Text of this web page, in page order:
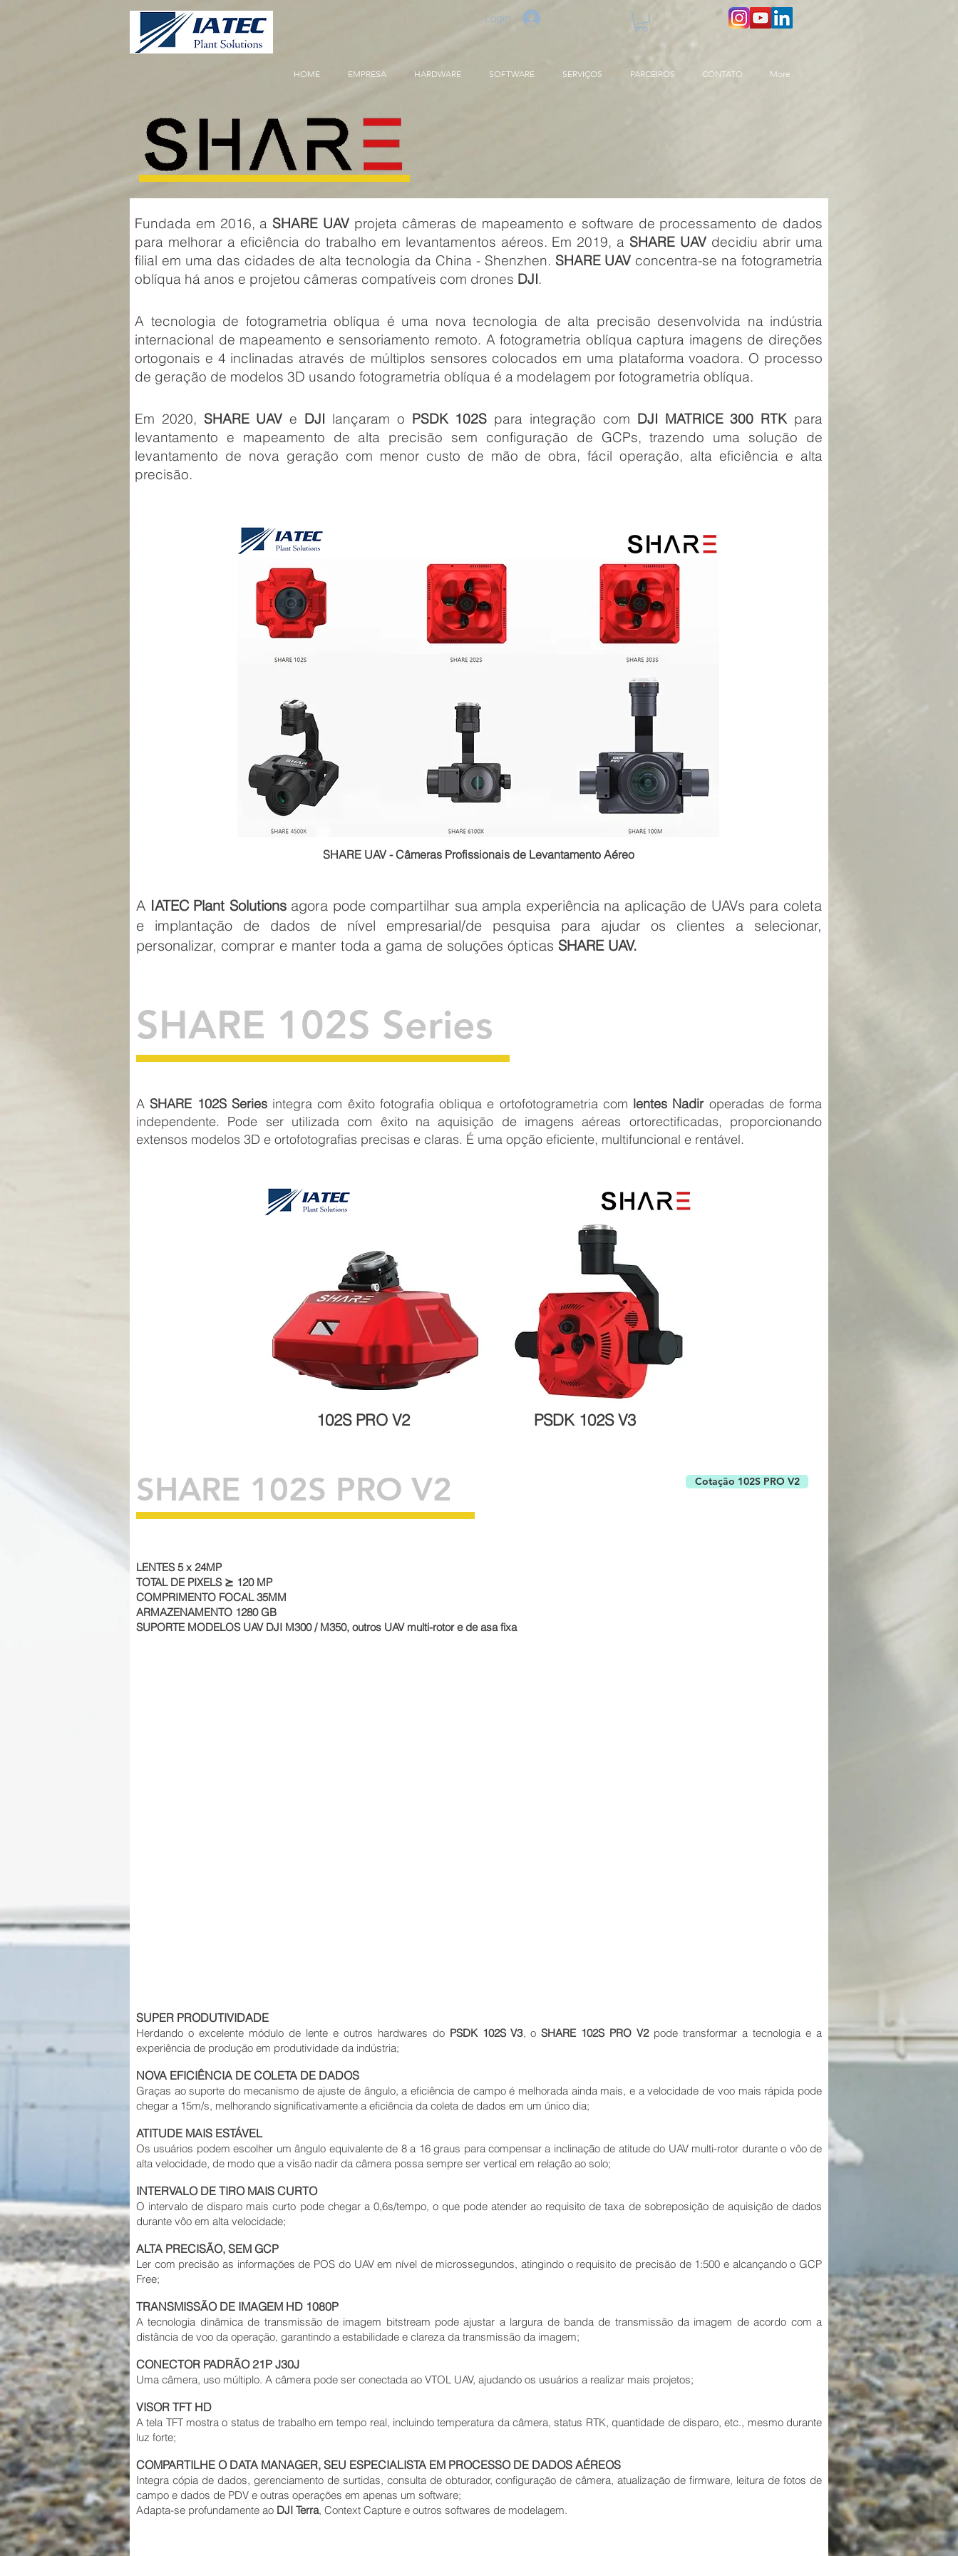
Login
HOME EMPRESA HARDWARE SOFTWARE SERVIÇOS PARCEIROS CONTATO More
Fundada em 2016, aSHARE UAV projeta câmeras de mapeamento e software de processamento de dados
para melhorar a eficiência do trabalho em levantamentos aéreos. Em 2019, aSHARE UAV decidiu abrir uma
filial em uma das cidades de alta tecnologia da China - Shenzhen. SHARE UAV concentra-se na fotogrametria
oblíqua há anos e projetou câmeras compatíveis com drones DJI.
A tecnologia de fotogrametria oblíqua é uma nova tecnologia de alta precisão desenvolvida na indústria
internacional de mapeamento e sensoriamento remoto. A fotogrametria oblíqua captura imagens de direções
ortogonais e 4 inclinadas através de múltiplos sensores colocados em uma plataforma voadora. O processo
de geração de modelos 3D usando fotogrametria oblíqua é a modelagem por fotogrametria oblíqua.
Em 2020, SHARE UAV e DJI lançaram o PSDK 102S para integração com DJI MATRICE 300 RTKpara
levantamento e mapeamento de alta precisão sem configuração de GCPs, trazendo uma solução de
levantamento de nova geração com menor custo de mão de obra, fácil operação, alta eficiência e alta
precisão.
SHARE UAV - Câmeras Profissionais de Levantamento Aéreo
A IATEC Plant Solutions agora pode compartilhar sua ampla experiência na aplicação de UAVs para coleta
e implantação de dados de nível empresarial/de pesquisa para ajudar os clientes a selecionar,
personalizar, comprar e manter toda a gama de soluções ópticas SHARE UAV.
SHARE 102S Series
ASHARE 102S Series integra com êxito fotografia obliqua e ortofotogrametria com lentes Nadir operadas de forma
independente. Pode ser utilizada com êxito na aquisição de imagens aéreas ortorectificadas, proporcionando
extensos modelos 3D e ortofotografias precisas e claras. É uma opção eficiente, multifuncional e rentável.
102S PRO V2 PSDK 102S V3
SHARE 102S PRO V2 Cotação 102S PRO V2
LENTES 5 x 24MP
TOTAL DE PIXELS ⪰ 120 MP
COMPRIMENTO FOCAL 35MM
ARMAZENAMENTO 1280 GB
SUPORTE MODELOS UAV DJI M300 / M350, outros UAV multi-rotor e de asa fixa
SUPER PRODUTIVIDADE
Herdando o excelente módulo de lente e outros hardwares do PSDK 102S V3, oSHARE 102S PRO V2pode transformar a tecnologia e a
experiência de produção em produtividade da indústria;
NOVA EFICIÊNCIA DE COLETA DE DADOS
Graças ao suporte do mecanismo de ajuste de ângulo, a eficiência de campo é melhorada ainda mais, e a velocidade de voo mais rápida pode
chegar a 15m/s, melhorando significativamente a eficiência da coleta de dados em um único dia;
ATITUDE MAIS ESTÁVEL
Os usuários podem escolher um ângulo equivalente de 8 a 16 graus para compensar a inclinação de atitude do UAV multi-rotor durante o vôo de
alta velocidade, de modo que a visão nadir da câmera possa sempre ser vertical em relação ao solo;
INTERVALO DE TIRO MAIS CURTO
O intervalo de disparo mais curto pode chegar a 0,6s/tempo, o que pode atender ao requisito de taxa de sobreposição de aquisição de dados
durante vôo em alta velocidade;
ALTA PRECISÃO, SEM GCP
Ler com precisão as informações de POS do UAV em nível de microssegundos, atingindo o requisito de precisão de 1:500 e alcançando o GCP
Free;
TRANSMISSÃO DE IMAGEM HD 1080P
A tecnologia dinâmica de transmissão de imagem bitstream pode ajustar a largura de banda de transmissão da imagem de acordo com a
distância de voo da operação, garantindo a estabilidade e clareza da transmissão da imagem;
CONECTOR PADRÃO 21P J30J
Uma câmera, uso múltiplo. A câmera pode ser conectada ao VTOL UAV, ajudando os usuários a realizar mais projetos;
VISOR TFT HD
A tela TFT mostra o status de trabalho em tempo real, incluindo temperatura da câmera, status RTK, quantidade de disparo, etc., mesmo durante
luz forte;
COMPARTILHE O DATA MANAGER, SEU ESPECIALISTA EM PROCESSO DE DADOS AÉREOS
Integra cópia de dados, gerenciamento de surtidas, consulta de obturador, configuração de câmera, atualização de firmware, leitura de fotos de
campo e dados de PDV e outras operações em apenas um software;
Adapta-se profundamente ao DJI Terra, Context Capture e outros softwares de modelagem.